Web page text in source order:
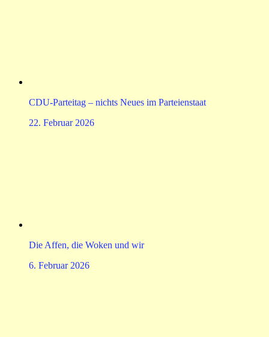
CDU-Parteitag – nichts Neues im Parteienstaat
22. Februar 2026
Die Affen, die Woken und wir
6. Februar 2026